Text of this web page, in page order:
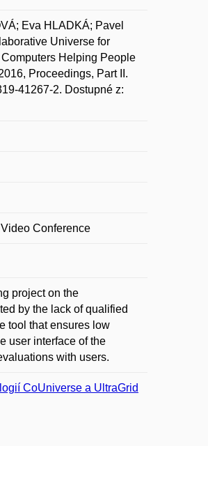
Eva HLADKÁ; Pavel
Universe for
Helping People
Proceedings, Part II.
41267-2. Dostupné z:
Conference
project on the
by the lack of qualified
tool that ensures low
user interface of the
with users.
CoUniverse a UltraGrid